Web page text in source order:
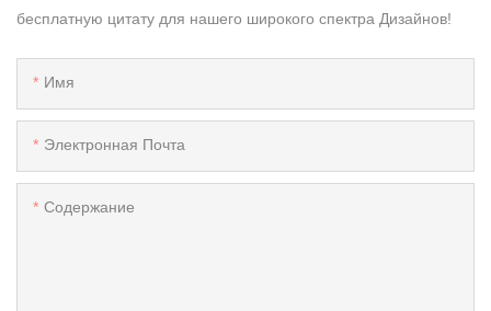
бесплатную цитату для нашего широкого спектра Дизайнов!
Имя
Электронная Почта
Содержание